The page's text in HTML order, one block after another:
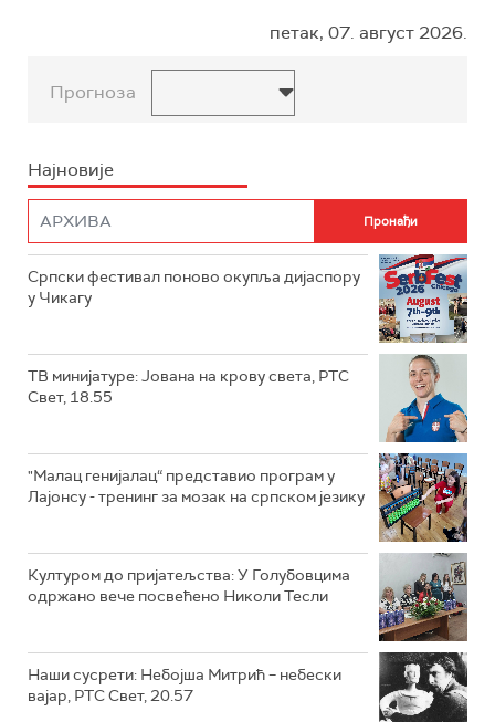
петак, 07. август 2026.
Прогноза
Најновије
Српски фестивал поново окупља дијаспору
у Чикагу
ТВ минијатуре: Јована на крову света, РТС
Свет, 18.55
"Малац генијалац“ представио програм у
Лајонсу - тренинг за мозак на српском језику
Културом до пријатељства: У Голубовцима
одржано вече посвећено Николи Тесли
Наши сусрети: Небојша Митрић – небески
вајар, РТС Свет, 20.57